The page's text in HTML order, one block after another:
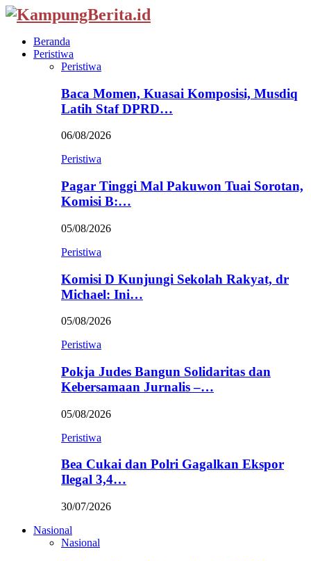
Beranda
Peristiwa
Peristiwa
Baca Momen, Kuasai Komposisi, Musdiq
Latih Staf DPRD…
06/08/2026
Peristiwa
Pagar Tinggi Mal Pakuwon Tuai Sorotan,
Komisi B:…
05/08/2026
Peristiwa
Komisi D Kunjungi Sekolah Rakyat, dr
Michael: Ini…
05/08/2026
Peristiwa
Pokja Judes Bangun Solidaritas dan
Kebersamaan Jurnalis –…
05/08/2026
Peristiwa
Bea Cukai dan Polri Gagalkan Ekspor
Ilegal 3,4…
30/07/2026
Nasional
Nasional